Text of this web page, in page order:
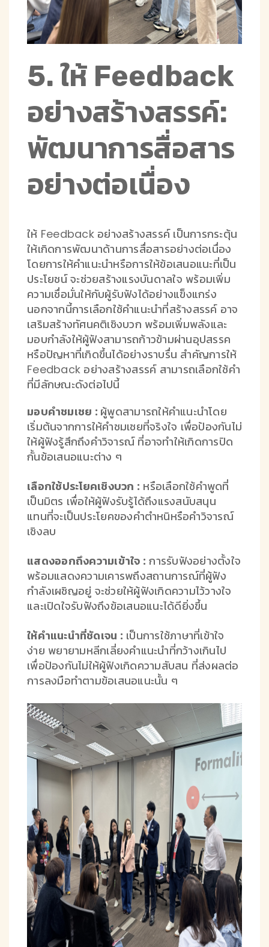
5. ให้ Feedback
อย่างสร้างสรรค์:
พัฒนาการสื่อสาร
อย่างต่อเนื่อง
ให้ Feedback อย่างสร้างสรรค์ เป็นการกระตุ้น
ให้เกิดการพัฒนาด้านการสื่อสารอย่างต่อเนื่อง
โดยการให้คำแนะนำหรือการให้ข้อเสนอแนะที่เป็น
ประโยชน์ จะช่วยสร้างแรงบันดาลใจ พร้อมเพิ่ม
ความเชื่อมั่นให้กับผู้รับฟังได้อย่างแข็งแกร่ง
นอกจากนี้การเลือกใช้คำแนะนำที่สร้างสรรค์ อาจ
เสริมสร้างทัศนคติเชิงบวก พร้อมเพิ่มพลังและ
มอบกำลังให้ผู้ฟังสามารถก้าวข้ามผ่านอุปสรรค
หรือปัญหาที่เกิดขึ้นได้อย่างราบรื่น สำคัญการให้
Feedback อย่างสร้างสรรค์ สามารถเลือกใช้คำ
ที่มีลักษณะดังต่อไปนี้
มอบคำชมเชย : ผู้พูดสามารถให้คำแนะนำโดย
เริ่มต้นจากการให้คำชมเชยที่จริงใจ เพื่อป้องกันไม่
ให้ผู้ฟังรู้สึกถึงคำวิจารณ์ ที่อาจทำให้เกิดการปิด
กั้นข้อเสนอแนะต่าง ๆ
เลือกใช้ประโยคเชิงบวก : หรือเลือกใช้คำพูดที่
เป็นมิตร เพื่อให้ผู้ฟังรับรู้ได้ถึงแรงสนับสนุน
แทนที่จะเป็นประโยคของคำตำหนิหรือคำวิจารณ์
เชิงลบ
แสดงออกถึงความเข้าใจ : การรับฟังอย่างตั้งใจ
พร้อมแสดงความเคารพถึงสถานการณ์ที่ผู้ฟัง
กำลังเผชิญอยู่ จะช่วยให้ผู้ฟังเกิดความไว้วางใจ
และเปิดใจรับฟังถึงข้อเสนอแนะได้ดียิ่งขึ้น
ให้คำแนะนำที่ชัดเจน : เป็นการใช้ภาษาที่เข้าใจ
ง่าย พยายามหลีกเลี่ยงคำแนะนำที่กว้างเกินไป
เพื่อป้องกันไม่ให้ผู้ฟังเกิดความสับสน ที่ส่งผลต่อ
การลงมือทำตามข้อเสนอแนะนั้น ๆ